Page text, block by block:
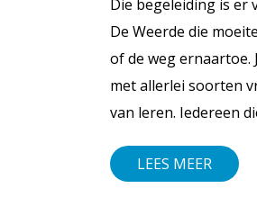
Die begeleiding is er
De Weerde die
of de weg ernaartoe.
met allerlei soorten
van leren. Iedereen
LEES MEER